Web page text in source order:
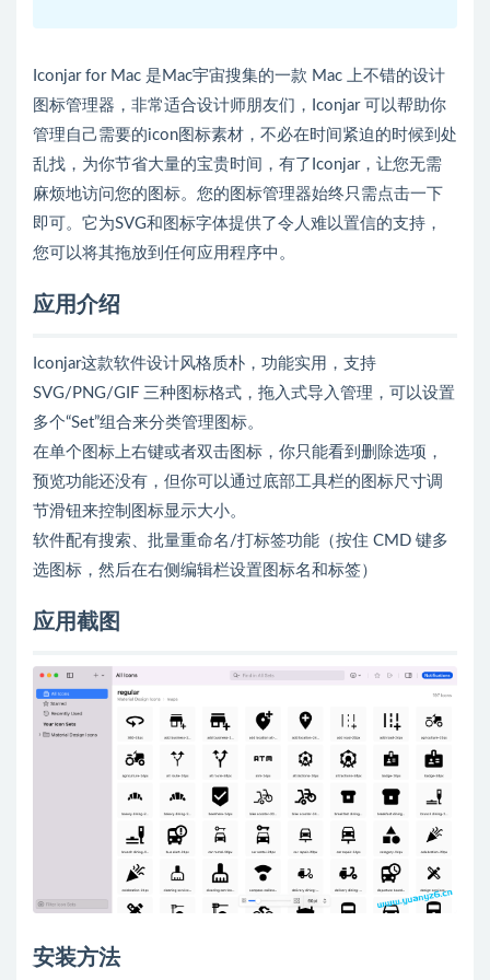
Iconjar for Mac 是Mac宇宙搜集的一款 Mac 上不错的设计
图标管理器，非常适合设计师朋友们，Iconjar 可以帮助你
管理自己需要的icon图标素材，不必在时间紧迫的时候到处
乱找，为你节省大量的宝贵时间，有了Iconjar，让您无需
麻烦地访问您的图标。您的图标管理器始终只需点击一下
即可。它为SVG和图标字体提供了令人难以置信的支持，
您可以将其拖放到任何应用程序中。
应用介绍
Iconjar这款软件设计风格质朴，功能实用，支持
SVG/PNG/GIF 三种图标格式，拖入式导入管理，可以设置
多个“Set”组合来分类管理图标。
在单个图标上右键或者双击图标，你只能看到删除选项，
预览功能还没有，但你可以通过底部工具栏的图标尺寸调
节滑钮来控制图标显示大小。
软件配有搜索、批量重命名/打标签功能（按住 CMD 键多
选图标，然后在右侧编辑栏设置图标名和标签）
应用截图
安装方法